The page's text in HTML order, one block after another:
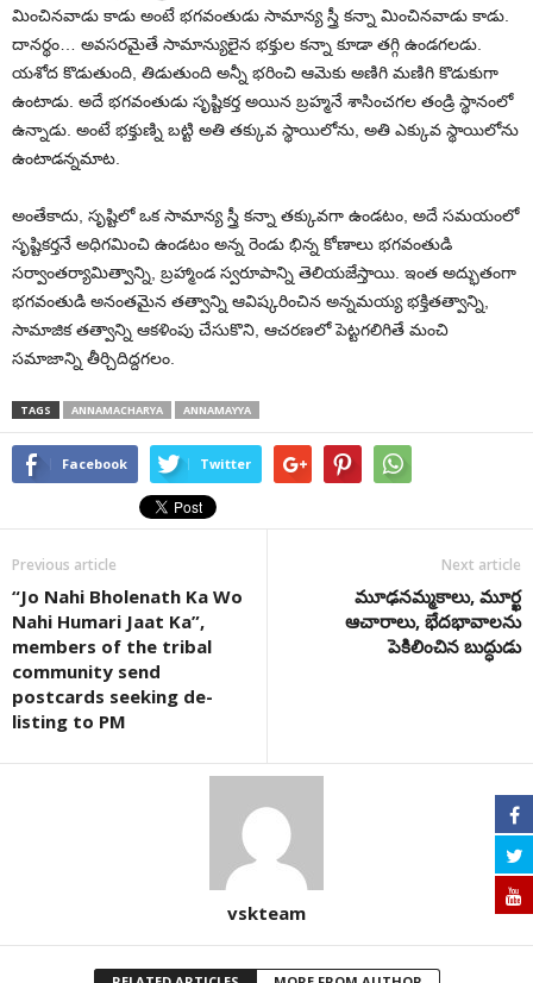
మించినవాడు కాడు అంటే భగవంతుడు సామాన్య స్త్రీ కన్నా మించినవాడు కాడు.
దానర్థం… అవసరమైతే సామాన్యులైన భక్తుల కన్నా కూడా తగ్గి ఉండగలడు.
యశోద కొడుతుంది, తిడుతుంది అన్నీ భరించి ఆమెకు అణిగి మణిగి కొడుకుగా
ఉంటాడు. అదే భగవంతుడు సృష్టికర్త అయిన బ్రహ్మనే శాసించగల తండ్రి స్థానంలో
ఉన్నాడు. అంటే భక్తుణ్ని బట్టి అతి తక్కువ స్థాయిలోను, అతి ఎక్కువ స్థాయిలోను
ఉంటాడన్నమాట.
అంతేకాదు, సృష్టిలో ఒక సామాన్య స్త్రీ కన్నా తక్కువగా ఉండటం, అదే సమయంలో
సృష్టికర్తనే అధిగమించి ఉండటం అన్న రెండు భిన్న కోణాలు భగవంతుడి
సర్వాంతర్యామిత్వాన్ని, బ్రహ్మాండ స్వరూపాన్ని తెలియజేస్తాయి. ఇంత అద్భుతంగా
భగవంతుడి అనంతమైన తత్వాన్ని ఆవిష్కరించిన అన్నమయ్య భక్తితత్వాన్ని,
సామాజిక తత్వాన్ని ఆకళింపు చేసుకొని, ఆచరణలో పెట్టగలిగితే మంచి
సమాజాన్ని తీర్చిదిద్దగలం.
TAGS ANNAMACHARYA ANNAMAYYA
Facebook Twitter
Previous article
“Jo Nahi Bholenath Ka Wo
Nahi Humari Jaat Ka”,
members of the tribal
community send
postcards seeking de-
listing to PM
Next article
మూఢనమ్మకాలు, మూర్ఖ
ఆచారాలు, భేదభావాలను
పెకిలించిన బుద్ధుడు
vskteam